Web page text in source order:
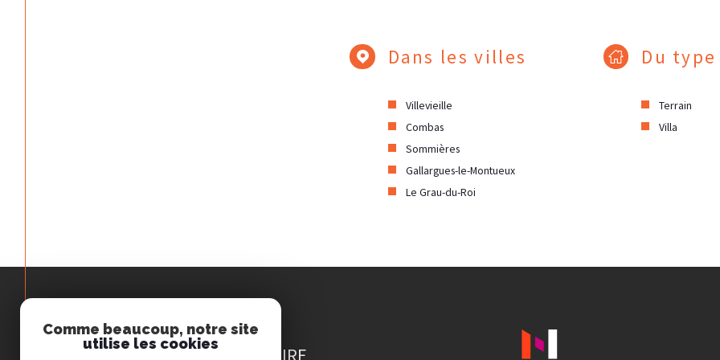
Dans les villes
Villevieille
Combas
Sommières
Gallargues-le-Montueux
Le Grau-du-Roi
Du type
Terrain
Villa
Espace
PROPRIÉTAIRE
Comme beaucoup, notre site
utilise les cookies